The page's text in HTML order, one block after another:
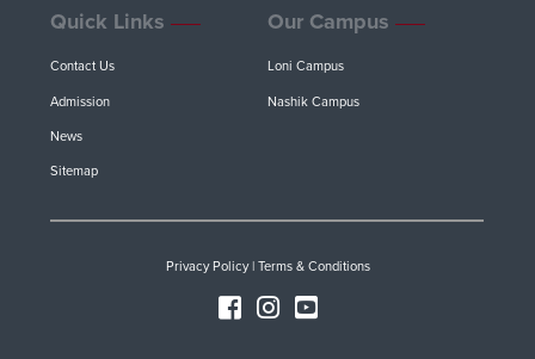
Quick Links
Contact Us
Admission
News
Sitemap
Our Campus
Loni Campus
Nashik Campus
Privacy Policy| Terms & Conditions